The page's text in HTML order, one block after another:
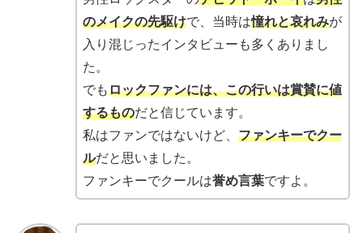
のメイクの先駆けで、当時は憧れと哀れみが
入り混じったインタビューも多くありまし
た。
でもロックファンには、この行いは賞賛に値
するものだと信じています。
私はファンではないけど、 ファンキーでクー
ルだと思いました。
ファンキーでクールは誉め言葉ですよ。